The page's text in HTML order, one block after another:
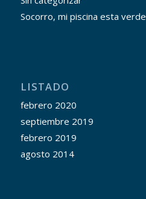
Socorro, mi piscina esta verde
LISTADO
febrero 2020
septiembre 2019
febrero 2019
agosto 2014